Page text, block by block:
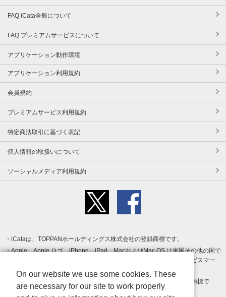
FAQ iCata全般について
FAQ プレミアムサービスについて
アプリケーション動作環境
アプリケーション利用規約
会員規約
プレミアムサービス利用規約
特定商法取引に基づく表記
個人情報の取扱いについて
ソーシャルメディア利用規約
iCataは、TOPPANホールディングス株式会社の登録商標です。
Apple、Apple ロゴ、iPhone、iPad、MacおよびMac OS は米国その他の国で
登録された Apple Inc. の商標です。App Store は Apple Inc. のサービスマー
クです。
Android、Google Play および Google Play ロゴ は Google LLC の商標で
す。
On our website we use some cookies. These
are necessary for our site to work properly